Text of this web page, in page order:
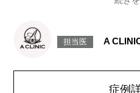
感などが術後一時的に生じることが
染症、左右差、施術箇所の知覚鈍
顔の脂肪吸引箇所の追加 1ヶ所ごと
オプション：笑気麻酔 3,300円(税込)
担当医 A
症例